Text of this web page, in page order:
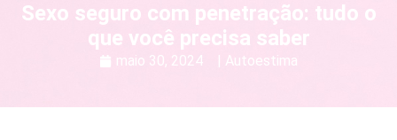
Sexo seguro com penetração: tudo o
que você precisa saber
maio 30, 2024 | Autoestima